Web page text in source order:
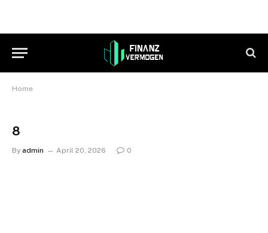
Home
8
By admin April 20, 2026 0